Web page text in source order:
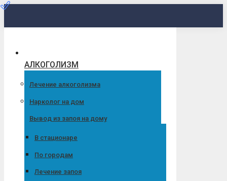
Перейти
АЛКОГОЛИЗМ
Лечение алкоголизма
Нарколог на дом
Вывод из запоя на дому
В стационаре
По городам
Лечение запоя